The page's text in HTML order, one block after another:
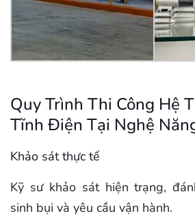
Quy Trình Thi Công Hệ
Tĩnh Điện Tại Nghệ
Khảo sát thực tế
Kỹ sư khảo sát hiện trạng,
sinh bụi và yêu cầu vận hành.